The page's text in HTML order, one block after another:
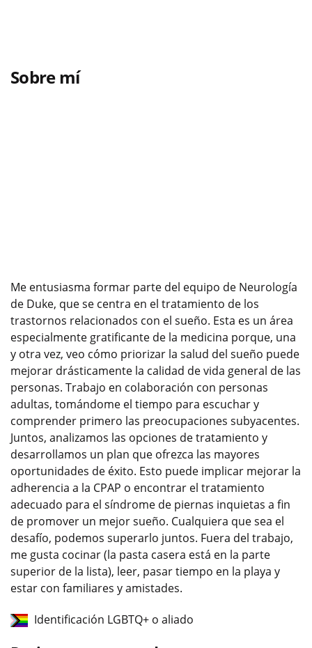
Sobre mí
Me entusiasma formar parte del equipo de Neurología
de Duke, que se centra en el tratamiento de los
trastornos relacionados con el sueño. Esta es un área
especialmente gratificante de la medicina porque, una
y otra vez, veo cómo priorizar la salud del sueño puede
mejorar drásticamente la calidad de vida general de las
personas. Trabajo en colaboración con personas
adultas, tomándome el tiempo para escuchar y
comprender primero las preocupaciones subyacentes.
Juntos, analizamos las opciones de tratamiento y
desarrollamos un plan que ofrezca las mayores
oportunidades de éxito. Esto puede implicar mejorar la
adherencia a la CPAP o encontrar el tratamiento
adecuado para el síndrome de piernas inquietas a fin
de promover un mejor sueño. Cualquiera que sea el
desafío, podemos superarlo juntos. Fuera del trabajo,
me gusta cocinar (la pasta casera está en la parte
superior de la lista), leer, pasar tiempo en la playa y
estar con familiares y amistades.
Identificación LGBTQ+ o aliado